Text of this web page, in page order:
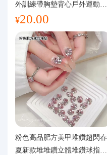
關於我們
外訓練帶胸墊背心戶外運動瑜
伽服女
¥20.00
粉色高品肥方美甲堆鑽超閃春
夏新款堆堆鑽立體堆鑽球指甲